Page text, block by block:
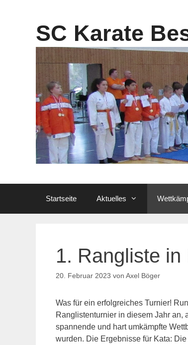
SC Karate
Startseite Aktuelles
1. Rangliste
20. Februar 2023 von Axel Böger
Was für ein erfolgreiches Turnier!
Ranglistenturnier in diesem Jahr an,
spannende und hart umkämpfte
wurden. Die Ergebnisse für Kata: